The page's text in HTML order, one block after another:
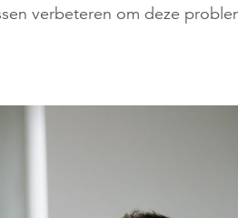
verbeteren om deze